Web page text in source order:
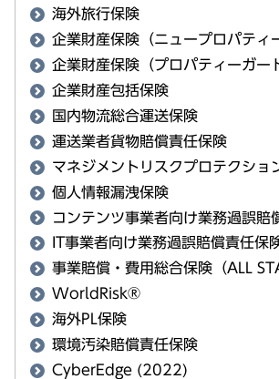
海外旅行保険
企業財産保険（ニュープロパティ
企業財産保険（プロパティーガー
企業財産包括保険
国内物流総合運送保険
運送業者貨物賠償責任保険
マネジメントリスクプロテクショ
個人情報漏洩保険
コンテンツ事業者向け業務過誤賠
IT事業者向け業務過誤賠償責任保
事業賠償・費用総合保険（ALL
WorldRisk®
海外PL保険
環境汚染賠償責任保険
CyberEdge (2022)